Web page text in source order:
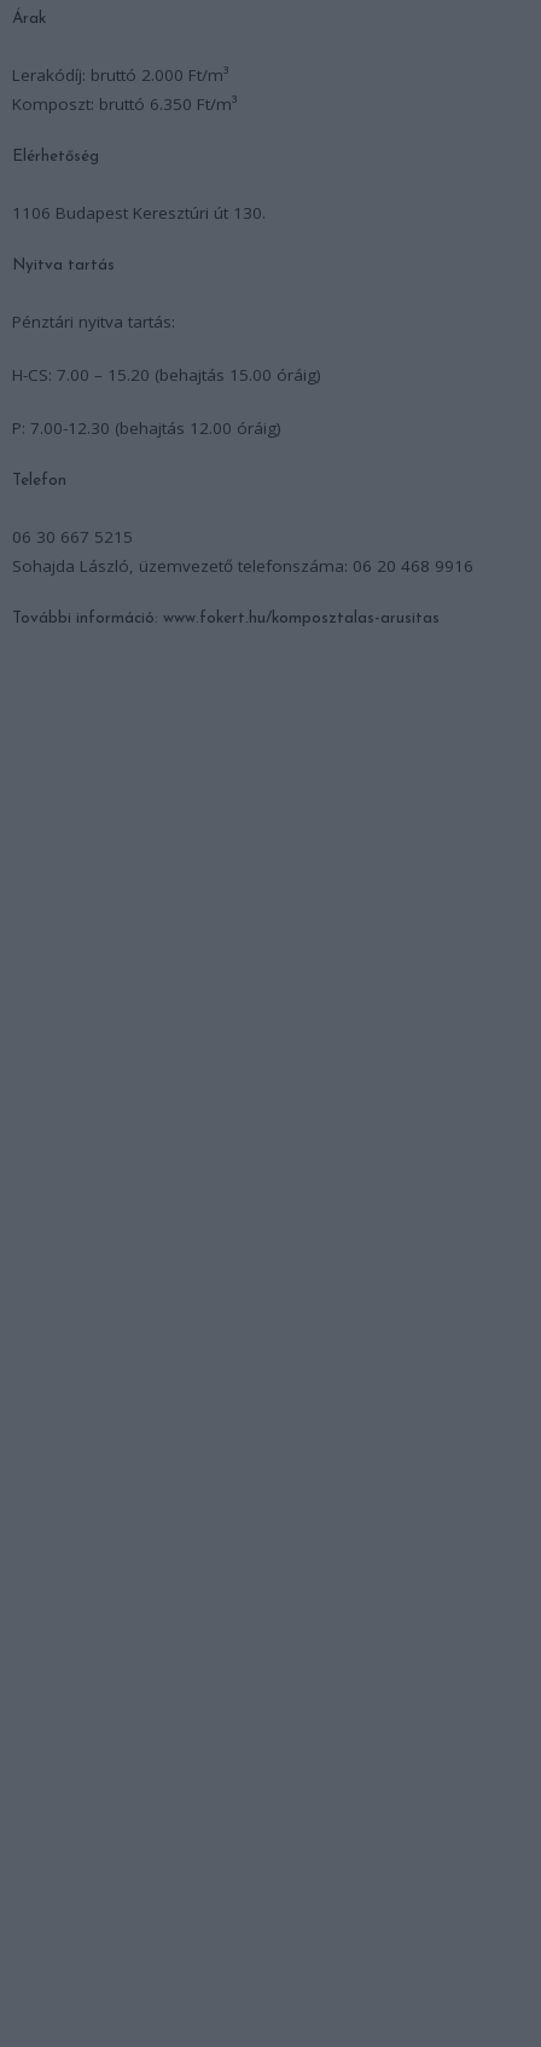
Árak
Lerakódíj: bruttó 2.000 Ft/m³
Komposzt: bruttó 6.350 Ft/m³
Elérhetőség
1106 Budapest Keresztúri út 130.
Nyitva tartás
Pénztári nyitva tartás:
H-CS: 7.00 – 15.20 (behajtás 15.00 óráig)
P: 7.00-12.30 (behajtás 12.00 óráig)
Telefon
06 30 667 5215
Sohajda László, üzemvezető telefonszáma: 06 20 468 9916
További információ: www.fokert.hu/komposztalas-arusitas